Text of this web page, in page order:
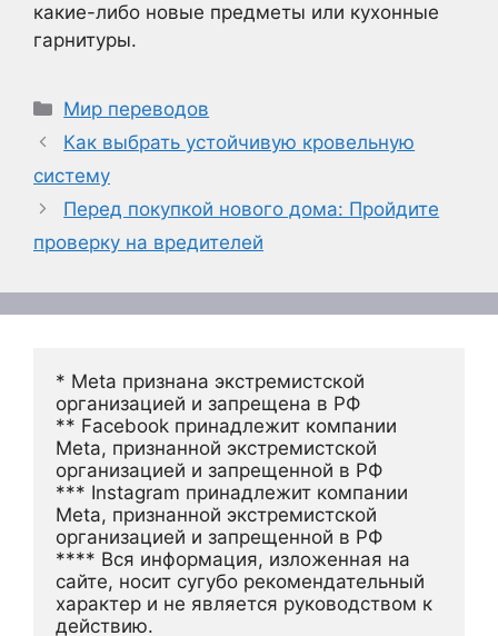
какие-либо новые предметы или кухонные
гарнитуры.
Рубрики
Мир переводов
Как выбрать устойчивую кровельную
систему
Перед покупкой нового дома: Пройдите
проверку на вредителей
* Meta признана экстремистской
организацией и запрещена в РФ
** Facebook принадлежит компании
Meta, признанной экстремистской
организацией и запрещенной в РФ
*** Instagram принадлежит компании
Meta, признанной экстремистской
организацией и запрещенной в РФ
**** Вся информация, изложенная на
сайте, носит сугубо рекомендательный
характер и не является руководством к
действию.